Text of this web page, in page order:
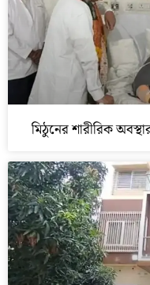
মিঠুনের শারীরিক